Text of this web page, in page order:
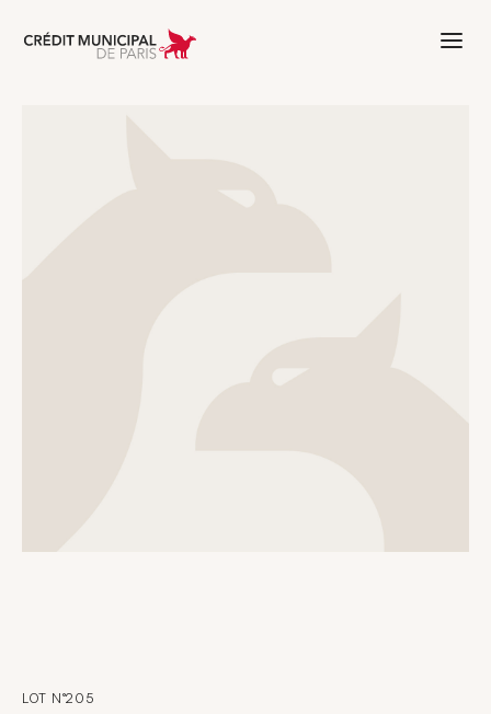
Aller à l'accueil de Crédit Municipal
LOT N°205